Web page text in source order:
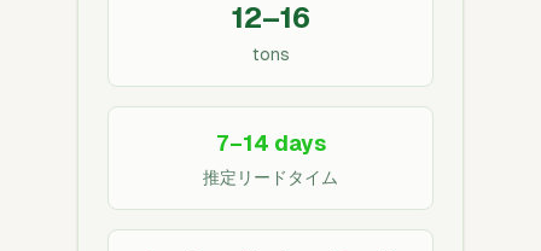
12–16
tons
7–14 days
推定リードタイム